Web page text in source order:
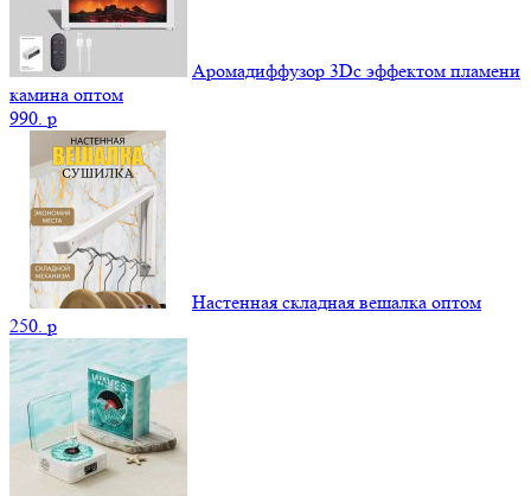
Аромадиффузор 3Dс эффектом пламени
камина оптом
990. p
Настенная складная вешалка оптом
250. p